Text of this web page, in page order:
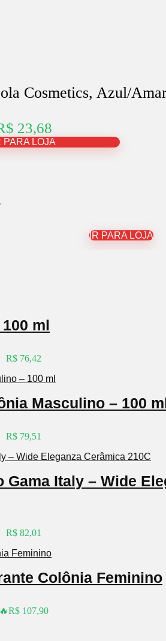
Cosmetics, Azul/
23,68
PARA LOJA
IR PARA LOJA
ml
R$ 76,42
Masculino – 100
R$ 79,51
Gama Italy – Wide
R$ 82,01
Colônia Feminino
🔥R$ 107,90